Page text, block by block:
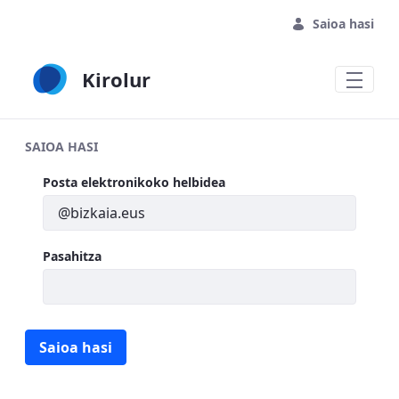
Saioa hasi
Kirolur
SAIOA HASI
Saioa hasi
Posta elektronikoko helbidea
Pasahitza
Saioa hasi